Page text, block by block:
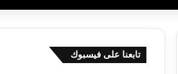
تابعنا على فيسبوك